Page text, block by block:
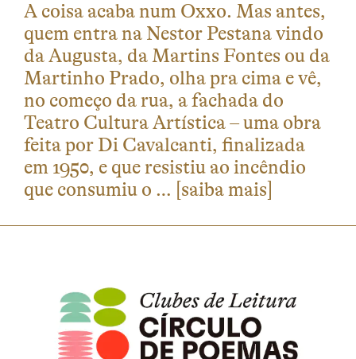
A coisa acaba num Oxxo. Mas antes,
quem entra na Nestor Pestana vindo
da Augusta, da Martins Fontes ou da
Martinho Prado, olha pra cima e vê,
no começo da rua, a fachada do
Teatro Cultura Artística – uma obra
feita por Di Cavalcanti, finalizada
em 1950, e que resistiu ao incêndio
que consumiu o … [saiba mais]